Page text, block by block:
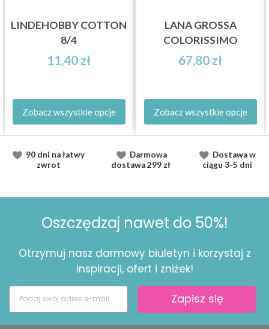
LINDEHOBBY COTTON
8/4
11,40 zł
Zobacz wszystkie opcje
LANA GROSSA
COLORISSIMO
67,80 zł
Zobacz wszystkie opcje
90 dni na łatwy
zwrot
Darmowa
dostawa299 zł
Dostawaw
ciągu 3-5 dni
Oszczędzaj nawet do 50%!
Otrzymuj nasz darmowy biuletyn i korzystaj z
inspiracji, ofert i zniżek!
Zapisz się